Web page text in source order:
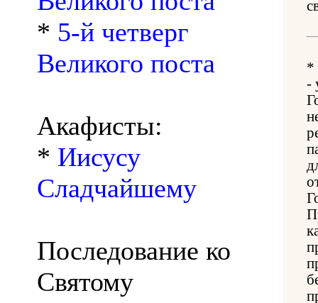
* 5-й четверг
Великого поста
Акафисты:
* Иисусу
Сладчайшему
Последование ко
Святому
*
-